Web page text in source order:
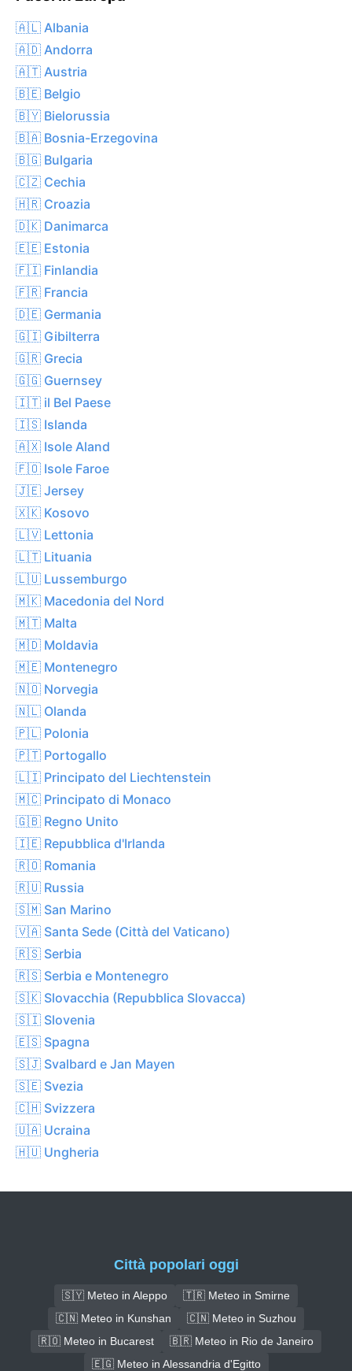
🇦🇱 Albania
🇦🇩 Andorra
🇦🇹 Austria
🇧🇪 Belgio
🇧🇾 Bielorussia
🇧🇦 Bosnia-Erzegovina
🇧🇬 Bulgaria
🇨🇿 Cechia
🇭🇷 Croazia
🇩🇰 Danimarca
🇪🇪 Estonia
🇫🇮 Finlandia
🇫🇷 Francia
🇩🇪 Germania
🇬🇮 Gibilterra
🇬🇷 Grecia
🇬🇬 Guernsey
🇮🇹 il Bel Paese
🇮🇸 Islanda
🇦🇽 Isole Aland
🇫🇴 Isole Faroe
🇯🇪 Jersey
🇽🇰 Kosovo
🇱🇻 Lettonia
🇱🇹 Lituania
🇱🇺 Lussemburgo
🇲🇰 Macedonia del Nord
🇲🇹 Malta
🇲🇩 Moldavia
🇲🇪 Montenegro
🇳🇴 Norvegia
🇳🇱 Olanda
🇵🇱 Polonia
🇵🇹 Portogallo
🇱🇮 Principato del Liechtenstein
🇲🇨 Principato di Monaco
🇬🇧 Regno Unito
🇮🇪 Repubblica d'Irlanda
🇷🇴 Romania
🇷🇺 Russia
🇸🇲 San Marino
🇻🇦 Santa Sede (Città del Vaticano)
🇷🇸 Serbia
🇷🇸 Serbia e Montenegro
🇸🇰 Slovacchia (Repubblica Slovacca)
🇸🇮 Slovenia
🇪🇸 Spagna
🇸🇯 Svalbard e Jan Mayen
🇸🇪 Svezia
🇨🇭 Svizzera
🇺🇦 Ucraina
🇭🇺 Ungheria
Città popolari oggi
🇸🇾 Meteo in Aleppo
🇹🇷 Meteo in Smirne
🇨🇳 Meteo in Kunshan
🇨🇳 Meteo in Suzhou
🇷🇴 Meteo in Bucarest
🇧🇷 Meteo in Rio de Janeiro
🇪🇬 Meteo in Alessandria d'Egitto